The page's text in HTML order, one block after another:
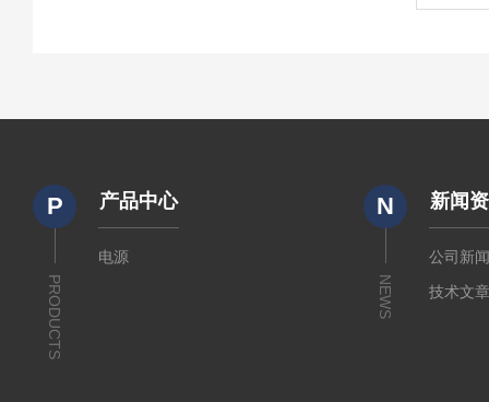
P
PRODUCTS
产品中心
电源
N
NEWS
新闻
公司新
技术文